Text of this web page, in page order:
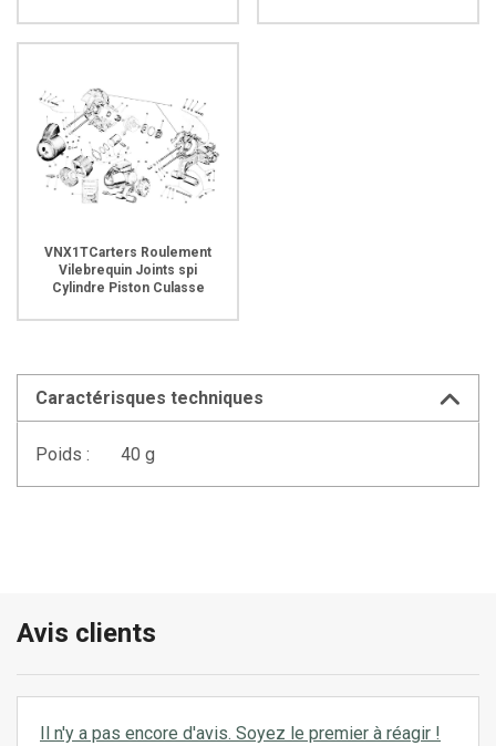
VNX1TCarters Roulement
Vilebrequin Joints spi
Cylindre Piston Culasse
Caractérisques techniques
Poids : 40 g
Avis clients
Il n'y a pas encore d'avis. Soyez le premier à réagir !